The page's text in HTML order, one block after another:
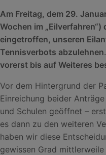
Am Freitag, dem 29.
Wochen im
eingetroffen, unseren
Tennisverbots abzulehnen.
vorerst bis auf Weiteres
Vor dem Hintergrund der
Einreichung beider
und Schulen geöffnet –
es dann zu den weiteren
haben wir diese
gewissen Grad